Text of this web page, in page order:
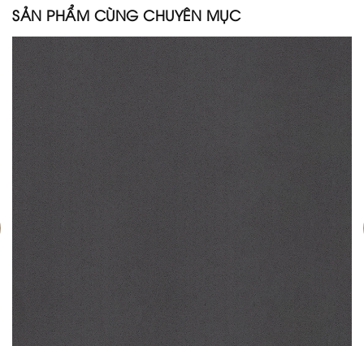
SẢN PHẨM CÙNG CHUYÊN MỤC